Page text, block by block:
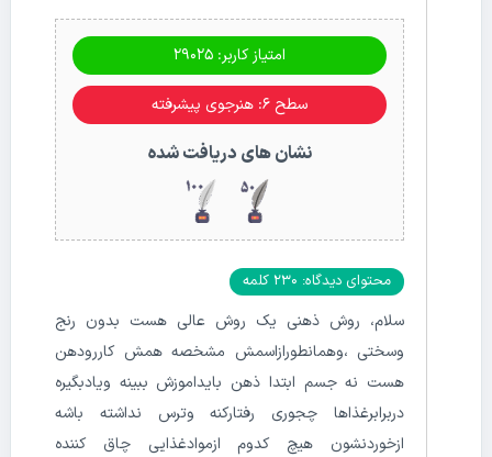
امتیاز کاربر: 29025
سطح ۶: هنرجوی پیشرفته
نشان های دریافت شده
محتوای دیدگاه: 230 کلمه
سلام، روش ذهنی یک روش عالی هست بدون رنج
وسختی ،وهمانطورازاسمش مشخصه همش کاررودهن
هست نه جسم ابتدا ذهن بایداموزش ببینه ویادبگیره
دربرابرغذاها چجوری رفتارکنه وترس نداشته باشه
ازخوردنشون هیچ کدوم ازموادغذایی چاق کننده